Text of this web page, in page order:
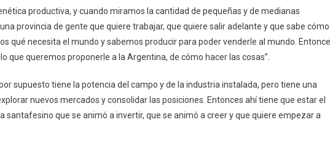
productiva, y cuando miramos la cantidad de pequeñas y de medianas
provincia de gente que quiere trabajar, que quiere salir adelante y que sabe cómo
qué necesita el mundo y sabemos producir para poder venderle al mundo.
que queremos proponerle a la Argentina, de cómo hacer las cosas”.
supuesto tiene la potencia del campo y de la industria instalada, pero tiene una
nuevos mercados y consolidar las posiciones. Entonces ahí tiene que estar el
santafesino que se animó a invertir, que se animó a creer y que quiere empezar a